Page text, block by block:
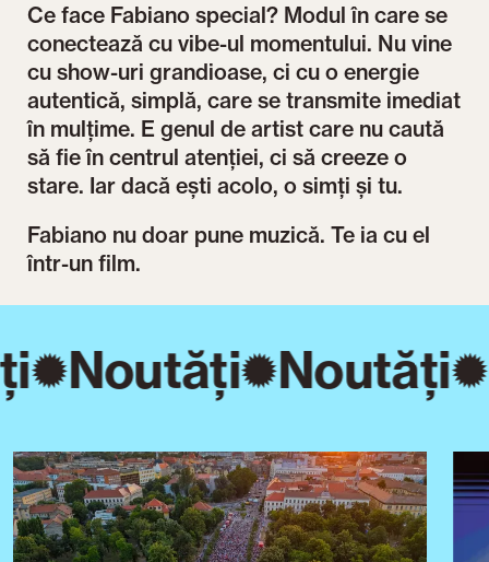
Ce face Fabiano special? Modul în care se
conectează cu vibe-ul momentului. Nu vine
cu show-uri grandioase, ci cu o energie
autentică, simplă, care se transmite imediat
în mulțime. E genul de artist care nu caută
să fie în centrul atenției, ci să creeze o
stare. Iar dacă ești acolo, o simți și tu.
Fabiano nu doar pune muzică. Te ia cu el
într-un film.
Noutăți Noutăți